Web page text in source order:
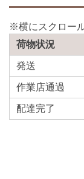
荷物状況
発送
作業店通過
配達完了